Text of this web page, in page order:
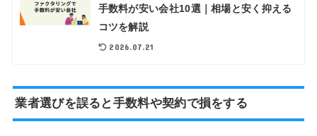
手数料が安い会社10選｜相場と安く抑える
コツを解説
2026.07.21
業者選びを誤ると手数料や契約で損をする